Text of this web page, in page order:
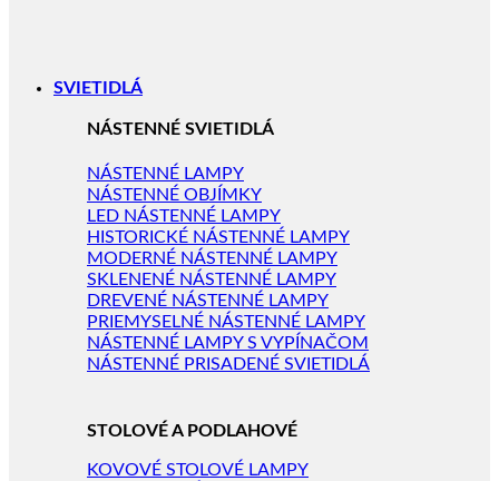
SVIETIDLÁ
NÁSTENNÉ SVIETIDLÁ
NÁSTENNÉ LAMPY
NÁSTENNÉ OBJÍMKY
LED NÁSTENNÉ LAMPY
HISTORICKÉ NÁSTENNÉ LAMPY
MODERNÉ NÁSTENNÉ LAMPY
SKLENENÉ NÁSTENNÉ LAMPY
DREVENÉ NÁSTENNÉ LAMPY
PRIEMYSELNÉ NÁSTENNÉ LAMPY
NÁSTENNÉ LAMPY S VYPÍNAČOM
NÁSTENNÉ PRISADENÉ SVIETIDLÁ
STOLOVÉ A PODLAHOVÉ
KOVOVÉ STOLOVÉ LAMPY